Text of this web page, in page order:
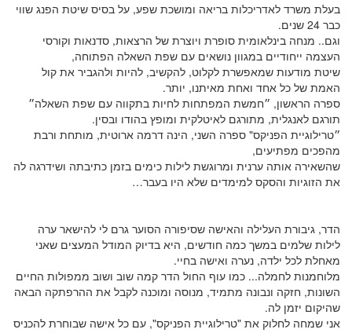
בעלת משרד לאדריכלות בריאה ומושכת שפע, על בסיס שיטת הפנג שווי
כבר 24 שנים.
וגם.. מנחה בינלאומית סופרת ויוצרת של הרצאות, סדנאות וקורסי
העצמה ייחודיים במגוון נושאים עם שפת השאלה הפתוחה,
שיטת מודעות שמאפשרת לקלוט, להקשיב, להיות ולהגביר את קול
האמת של כל אחד ואחת מאיתנו, יותר.
ספרה הראשון, ״חמשת המפתחות לחיות בתקווה עם שפת השאלה״
תורגם לאנגלית, מתורגם לאיטלקית ומופץ בהודו ובסין.
״טרילוגיית הפניקס" ספרה השני, הינה דרמה ארוטית, מותחת ורבת
מהפכים מפתיעים,
שהשאירה אותה ערנית ומרוגשת לילות כימים בזמן כתיבתה ושידרגה לה
את הזוגיות והסקס למימדים שלא היו בעבר…
הדר, גיבורת העלילה והאישה שסיפורה הסוער גרם לי להישאר ערה
לילות שלמים במשך כמה חודשים, היא בדיוק המודל המעצים שאני
מאחלת לכל ילדה, נערה ואישה בחיי.
מלוחמנות לחמלה... כמו עוף החול הדר קמה שוב ושוב ממפולות החיים
השונות, חזקה ונבונה מתמיד, מנוסה ומוכנה לקבל את ההרפתקה הבאה
שהיקום יזמן לה.
אני שמחה לחלוק את "טרילוגיית הפניקס", עם כל אישה שבוחרת להכניס